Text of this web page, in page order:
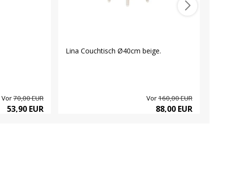
Vor70,00 EUR
53,90 EUR
Lina Couchtisch Ø40cm beige.
Vor160,00 EUR
88,00 EUR